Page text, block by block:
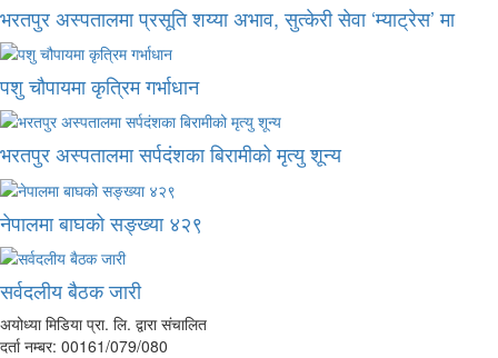
भरतपुर अस्पतालमा प्रसूति शय्या अभाव, सुत्केरी सेवा ‘म्याट्रेस’ मा
पशु चौपायमा कृत्रिम गर्भाधान
भरतपुर अस्पतालमा सर्पदंशका बिरामीको मृत्यु शून्य
नेपालमा बाघको सङ्ख्या ४२९
सर्वदलीय बैठक जारी
अयोध्या मिडिया प्रा. लि. द्वारा संचालित
दर्ता नम्बर: 00161/079/080